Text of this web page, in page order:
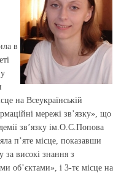
в
на Всеукраїнській
мережі зв’язку», що
зв’язку ім.О.С.Попова
п’яте місце, показавши
за високі знання з
об’єктами», і 3-тє місце на